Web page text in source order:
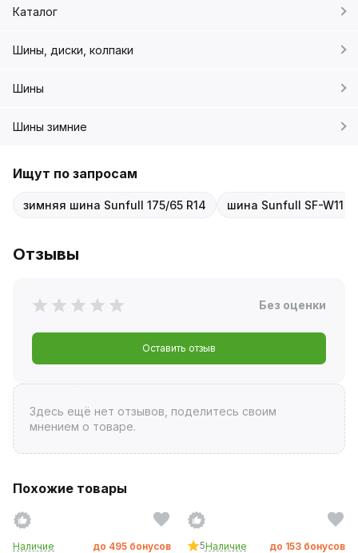
Каталог
Шины, диски, колпаки
Шины
Шины зимние
Ищут по запросам
зимняя шина Sunfull 175/65 R14 шина Sunfull SF-W11
Отзывы
Без оценки
Оставить отзыв
Здесь ещё нет отзывов, поделитесь своим
мнением о товаре.
Похожие товары
Наличие до 495 бонусов
5Наличие до 153 бонусов